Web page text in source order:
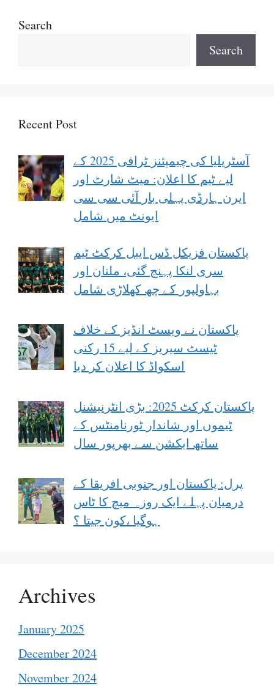
Search
Search
Recent Post
آسٹریلیا کی چیمپئنز ٹرافی 2025 کے
لیے ٹیم کا اعلان: میٹ شارٹ اور
ایرن ہارڈی پہلی بار آئی سی سی
ایونٹ میں شامل
پاکستان فزیکل ڈس ایبل کرکٹ ٹیم
سری لنکا پہنچ گئی، ملتان اور
بہاولپور کے چھ کھلاڑی شامل
پاکستان نے ویسٹ انڈیز کے خلاف
ٹیسٹ سیریز کے لیے 15 رکنی
اسکواڈ کا اعلان کر دیا
پاکستان کرکٹ 2025: بڑی انٹرنیشنل
ٹیموں اور شاندار ٹورنامنٹس کے
ساتھ ایکشن سے بھرپور سال
پرل: پاکستان اور جنوبی افریقا کے
درمیان پہلے ایک روزہ میچ کا ٹاس
ہوگیا ،کون جیتا ؟
Archives
January 2025
December 2024
November 2024